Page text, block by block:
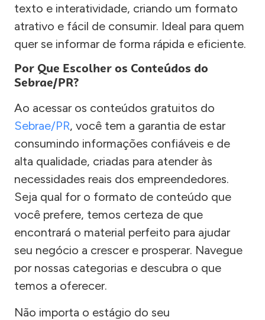
texto e interatividade, criando um formato
atrativo e fácil de consumir. Ideal para quem
quer se informar de forma rápida e eficiente.
Por Que Escolher os Conteúdos do
Sebrae/PR?
Ao acessar os conteúdos gratuitos do
Sebrae/PR, você tem a garantia de estar
consumindo informações confiáveis e de
alta qualidade, criadas para atender às
necessidades reais dos empreendedores.
Seja qual for o formato de conteúdo que
você prefere, temos certeza de que
encontrará o material perfeito para ajudar
seu negócio a crescer e prosperar. Navegue
por nossas categorias e descubra o que
temos a oferecer.
Não importa o estágio do seu